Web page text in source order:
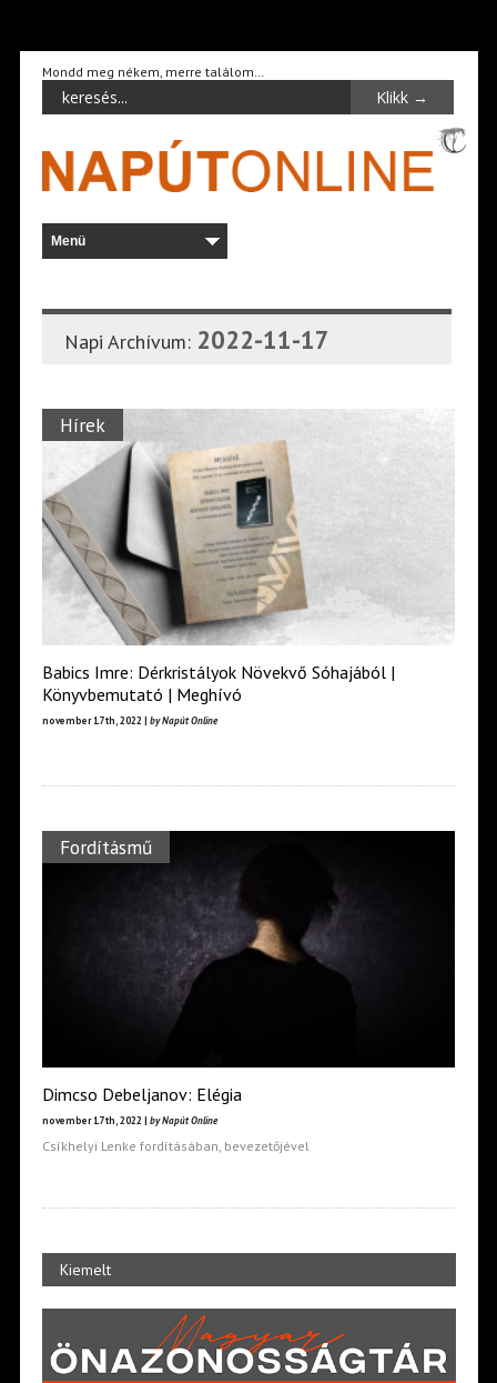
Mondd meg nékem, merre találom…
Napi Archívum: 2022-11-17
Hírek
Babics Imre: Dérkristályok Növekvő Sóhajából |
Könyvbemutató | Meghívó
november 17th, 2022 | by Napút Online
Fordításmű
Dimcso Debeljanov: Elégia
november 17th, 2022 | by Napút Online
Csíkhelyi Lenke fordításában, bevezetőjével
Kiemelt